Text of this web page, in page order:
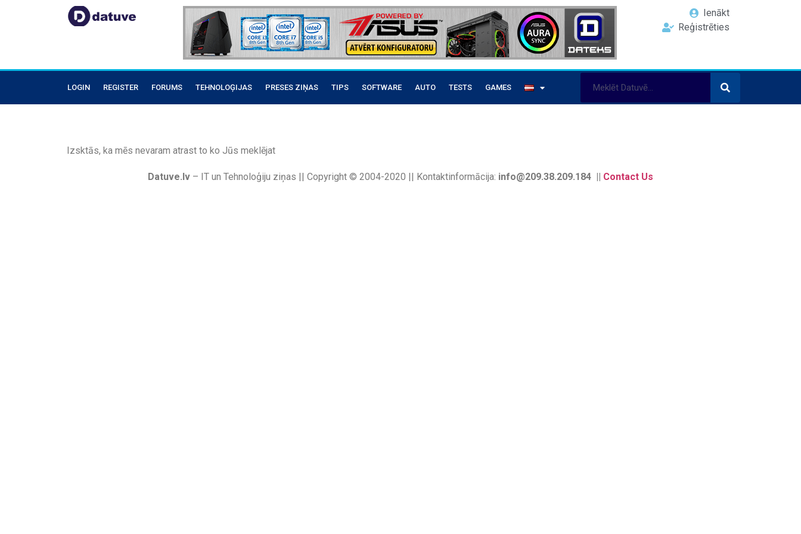
Ienākt
Reģistrēties
LOGIN REGISTER FORUMS TEHNOLOĢIJAS PRESES ZIŅAS TIPS SOFTWARE AUTO TESTS GAMES
Izsktās, ka mēs nevaram atrast to ko Jūs meklējat
Datuve.lv – IT un Tehnoloģiju ziņas || Copyright © 2004-2020 || Kontaktinformācija: info@209.38.209.184 || Contact Us